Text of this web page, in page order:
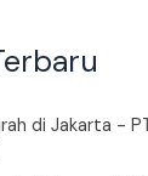
di Jakarta -